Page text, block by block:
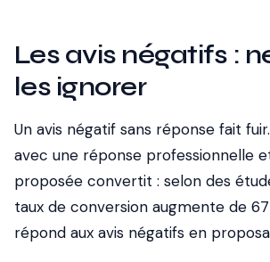
Les avis négatifs :
les ignorer
Un avis négatif sans réponse fait
avec une réponse professionnelle
proposée convertit : selon des
taux de conversion augmente de
répond aux avis négatifs en